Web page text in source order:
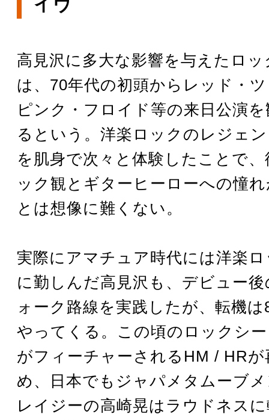
高見沢に多大な影響を与えたロ
は、70年代の初頭からレッド・
ピンク・フロイド等の来日公演
るという。洋楽ロックのレジェ
を肌身で次々と体験したことで
ック観とギターヒーローへの憧
とは想像に難くない。
実際にアマチュア時代には洋楽
に勤しんだ高見沢も、デビュー
ォーク路線を実践したが、転機
やってくる。この頃のロックシ
がフィーチャーされるHM / HRが
め、日本でもジャパメタムーブ
レイジーの高崎晃はラウドネス